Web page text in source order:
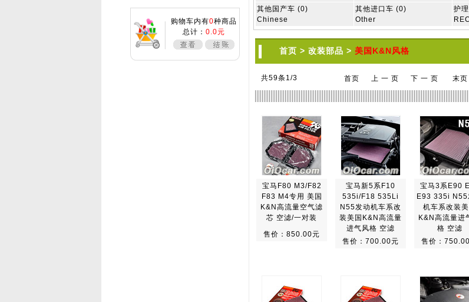
购物车内有0种商品
总计： 0.0元
其他国产车 (0)
Chinese
其他进口车 (0)
Other
护
首页 > 改装部品 > 美国K&N风格
共59条1/3 首页 上 一 页 下 一 页 末页
宝马F80 M3/F82
F83 M4专用 美国
K&N高流量空气滤
芯 空滤/一对装
售价：850.00元
宝马新5系F10
535i/F18 535Li
N55发动机车系改
装美国K&N高流量
进气风格 空滤
售价：700.00元
宝马3系E90
E93 335i N55
机车系改装美
K&N高流量进
格 空滤
售价：